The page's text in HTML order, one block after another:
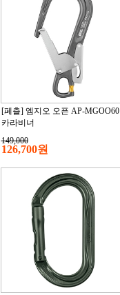
[페츨] 엠지오 오픈 AP-MGOO60
카라비너
149,000
126,700원